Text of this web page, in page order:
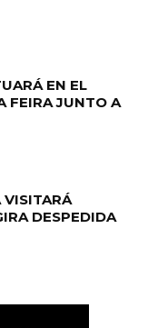
EN EL
FEIRA JUNTO A
VISITARÁ
DESPEDIDA